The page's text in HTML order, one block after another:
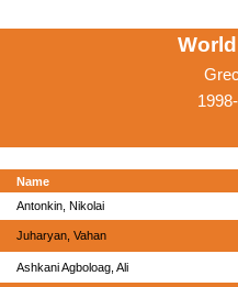
Name
Antonkin, Nikolai
Juharyan, Vahan
Ashkani Agboloag, Ali